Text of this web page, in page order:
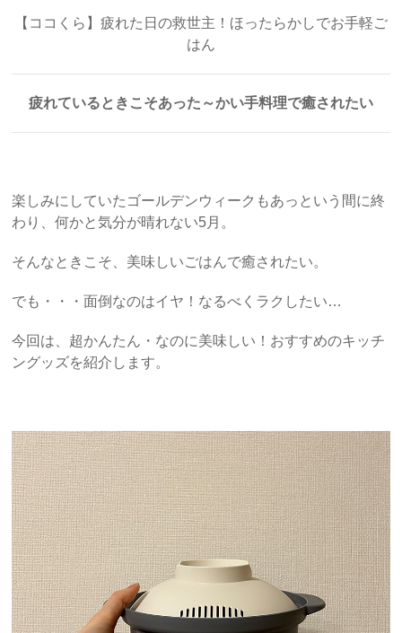
【ココくら】疲れた日の救世主！ほったらかしでお手軽ご
はん
疲れているときこそあった～かい手料理で癒されたい
楽しみにしていたゴールデンウィークもあっという間に終
わり、何かと気分が晴れない5月。
そんなときこそ、美味しいごはんで癒されたい。
でも・・・面倒なのはイヤ！なるべくラクしたい…
今回は、超かんたん・なのに美味しい！おすすめのキッチ
ングッズを紹介します。